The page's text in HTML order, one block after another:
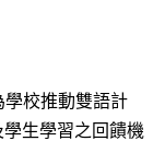
學校推動雙語計
生學習之回饋機